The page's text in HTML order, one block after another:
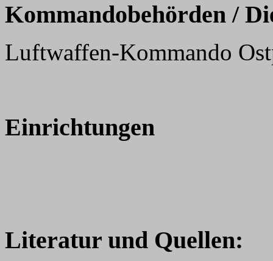
Kommandobehörden /
Luftwaffen-Kommando
Einrichtungen
Literatur und Quellen: